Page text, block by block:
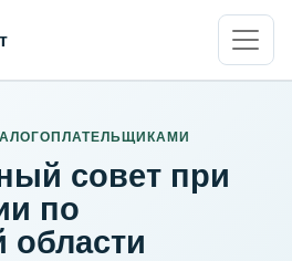
совет при
по
области